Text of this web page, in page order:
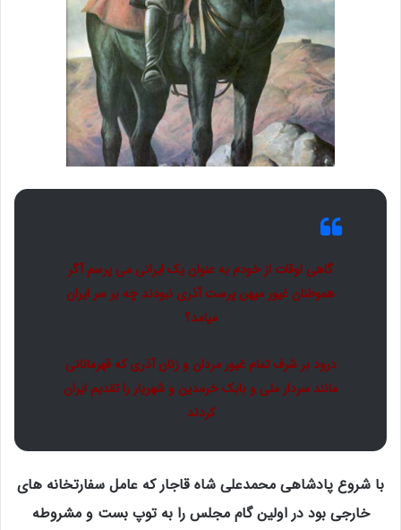
گاهی اوقات از خودم به عنوان یک ایرانی می پرسم آگر
هموطنان غیور میهن پرست آذری نبودند چه بر سر ایران
میامد؟
درود بر شرف تمام غیور مردان و زنان آذری که قهرمانانی
مانند سردار ملی و بابک خرمدین و شهریار را تقدیم ایران
کردند
با شروع پادشاهی محمدعلی شاه قاجار که عامل سفارتخانه های
خارجی بود در اولین گام مجلس را به توپ بست و مشروطه